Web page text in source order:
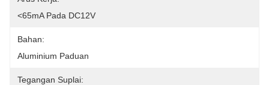
<65mA Pada DC12V
Bahan:
Aluminium Paduan
Tegangan Suplai: